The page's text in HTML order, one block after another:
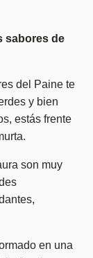
sabores de
del Paine te
y bien
estás frente
son muy
en una